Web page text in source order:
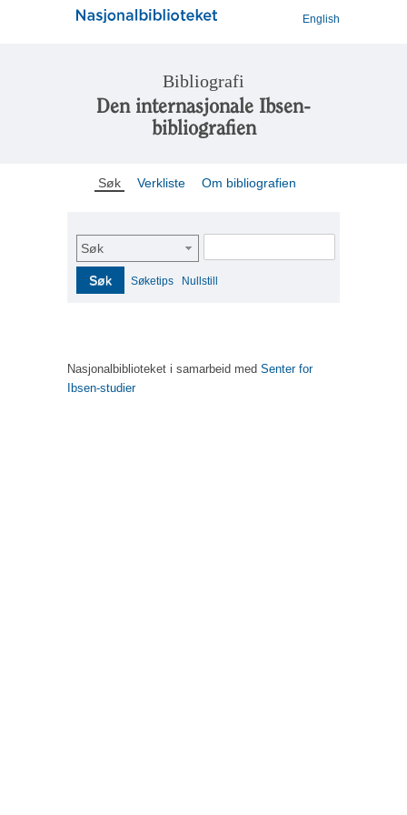
English
Bibliografi
Den internasjonale Ibsen-
bibliografien
Søk Verkliste Om bibliografien
Søk
Søk Søketips Nullstill
Nasjonalbiblioteket i samarbeid med Senter for
Ibsen-studier